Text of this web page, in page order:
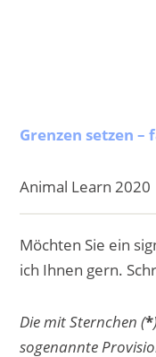
Grenzen setzen
Animal Learn 2020
Möchten Sie ein
ich Ihnen gern.
Die mit Sternchen (*
sogenannte